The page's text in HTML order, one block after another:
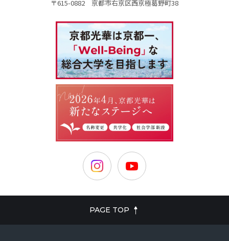
〒615-0882 京都市右京区西京極葛野町38
PAGE TOP